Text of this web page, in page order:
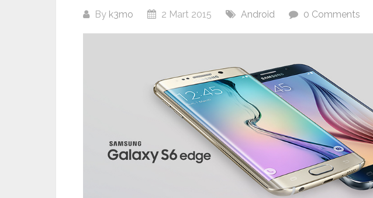
By k3mo 2 Mart 2015 Android 0 Comments